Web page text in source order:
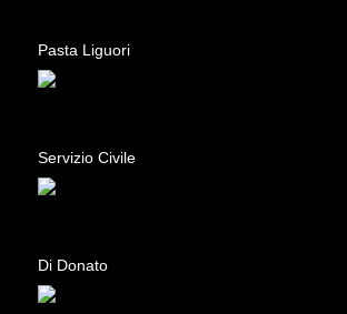
Pasta Liguori
Servizio Civile
Di Donato